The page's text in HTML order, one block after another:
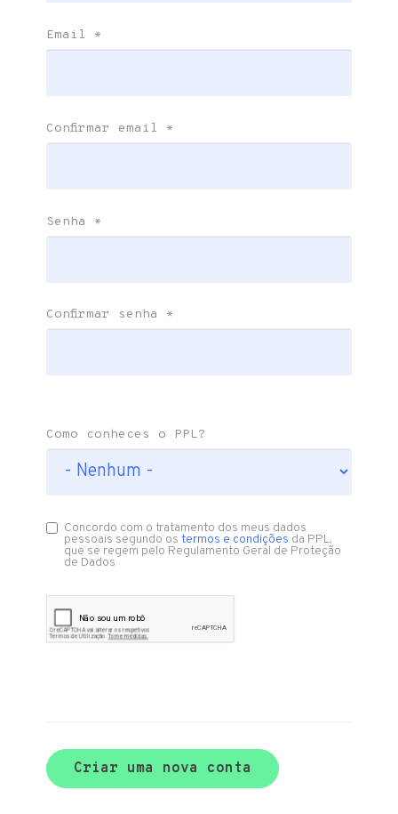
Email *
Confirmar email *
Senha *
Confirmar senha *
Como conheces o PPL?
Concordo com o tratamento dos meus dados
pessoais segundo ostermos e condições da PPL,
que se regem pelo Regulamento Geral de Proteção
de Dados
Criar uma nova conta